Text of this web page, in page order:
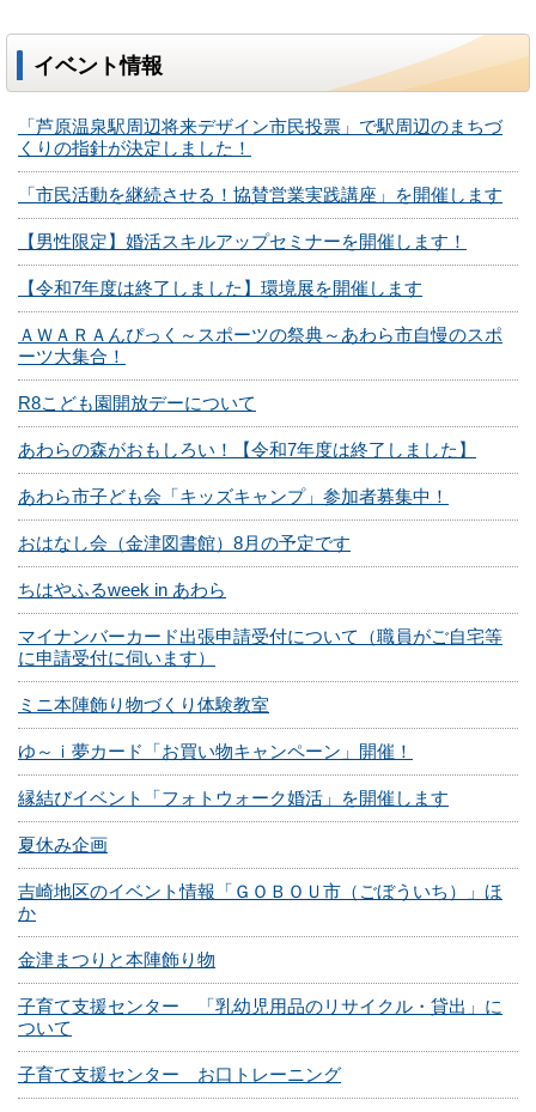
イベント情報
「芦原温泉駅周辺将来デザイン市民投票」で駅周辺のまちづ
くりの指針が決定しました！
「市民活動を継続させる！協賛営業実践講座」を開催します
【男性限定】婚活スキルアップセミナーを開催します！
【令和7年度は終了しました】環境展を開催します
ＡＷＡＲＡんぴっく～スポーツの祭典～あわら市自慢のスポ
ーツ大集合！
R8こども園開放デーについて
あわらの森がおもしろい！【令和7年度は終了しました】
あわら市子ども会「キッズキャンプ」参加者募集中！
おはなし会（金津図書館）8月の予定です
ちはやふるweek in あわら
マイナンバーカード出張申請受付について（職員がご自宅等
に申請受付に伺います）
ミニ本陣飾り物づくり体験教室
ゆ～ｉ夢カード「お買い物キャンペーン」開催！
縁結びイベント「フォトウォーク婚活」を開催します
夏休み企画
吉崎地区のイベント情報「ＧＯＢＯＵ市（ごぼういち）」ほ
か
金津まつりと本陣飾り物
子育て支援センター 「乳幼児用品のリサイクル・貸出」に
ついて
子育て支援センター お口トレーニング